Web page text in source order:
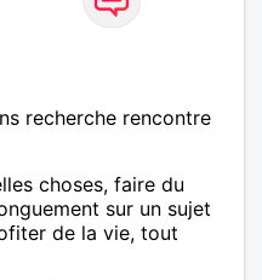
recherche rencontre
choses, faire du
sur un sujet
de la vie, tout